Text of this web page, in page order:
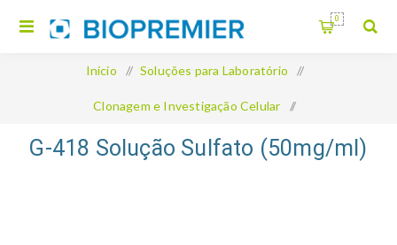
0
Início / Soluções para Laboratório /
Clonagem e Investigação Celular /
G-418 Solução Sulfato (50mg/ml)
G-418 Solução Sulfato (50mg/ml)